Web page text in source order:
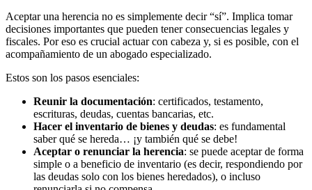
Aceptar una herencia no es simplemente decir “sí”. Implica tomar
decisiones importantes que pueden tener consecuencias legales y
fiscales. Por eso es crucial actuar con cabeza y, si es posible, con el
acompañamiento de un abogado especializado.
Estos son los pasos esenciales:
Reunir la documentación: certificados, testamento,
escrituras, deudas, cuentas bancarias, etc.
Hacer el inventario de bienes y deudas: es fundamental
saber qué se hereda… ¡y también qué se debe!
Aceptar o renunciar la herencia: se puede aceptar de forma
simple o a beneficio de inventario (es decir, respondiendo por
las deudas solo con los bienes heredados), o incluso